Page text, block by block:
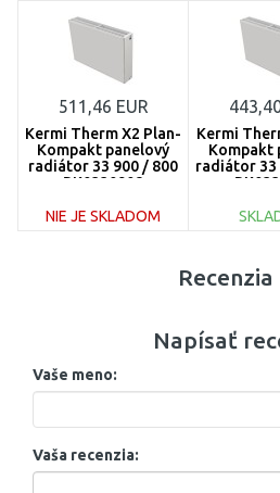
511,46 EUR
Kermi Therm X2 Plan-
Kompakt panelový
radiátor 33 900 / 800
PK0330908
NIE JE SKLADOM
Kermi
Kompakt
radiátor 33
Recenzia
Napísať
Vaše meno:
Vaša recenzia: